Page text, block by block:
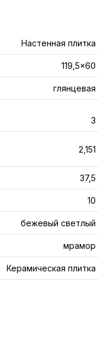
Настенная плитка
119,5x60
глянцевая
3
2,151
37,5
10
бежевый светлый
мрамор
Керамическая плитка